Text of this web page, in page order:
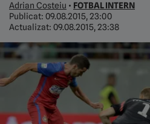
Adrian Costeiu • FOTBAL INTERN
Publicat: 09.08.2015, 23:00
Actualizat: 09.08.2015, 23:38